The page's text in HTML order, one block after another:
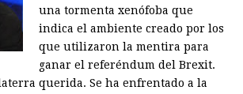
una tormenta xenófoba que
indica el ambiente creado por los
que utilizaron la mentira para
ganar el referéndum del Brexit.
querida. Se ha enfrentado a la